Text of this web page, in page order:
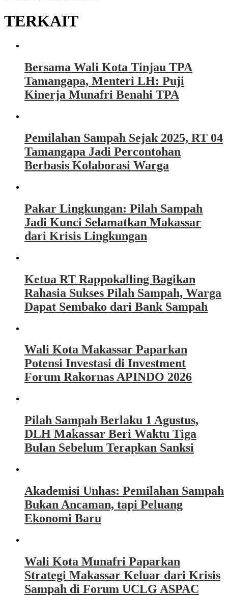
TERKAIT
Bersama Wali Kota Tinjau TPA
Tamangapa, Menteri LH: Puji
Kinerja Munafri Benahi TPA
Pemilahan Sampah Sejak 2025, RT 04
Tamangapa Jadi Percontohan
Berbasis Kolaborasi Warga
Pakar Lingkungan: Pilah Sampah
Jadi Kunci Selamatkan Makassar
dari Krisis Lingkungan
Ketua RT Rappokalling Bagikan
Rahasia Sukses Pilah Sampah, Warga
Dapat Sembako dari Bank Sampah
Wali Kota Makassar Paparkan
Potensi Investasi di Investment
Forum Rakornas APINDO 2026
Pilah Sampah Berlaku 1 Agustus,
DLH Makassar Beri Waktu Tiga
Bulan Sebelum Terapkan Sanksi
Akademisi Unhas: Pemilahan Sampah
Bukan Ancaman, tapi Peluang
Ekonomi Baru
Wali Kota Munafri Paparkan
Strategi Makassar Keluar dari Krisis
Sampah di Forum UCLG ASPAC